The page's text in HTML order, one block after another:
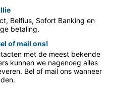
Belfius, Sofort Banking en
betaling.
of mail ons!
met de meest bekende
kunnen we nagenoeg alles
Bel of mail ons wanneer